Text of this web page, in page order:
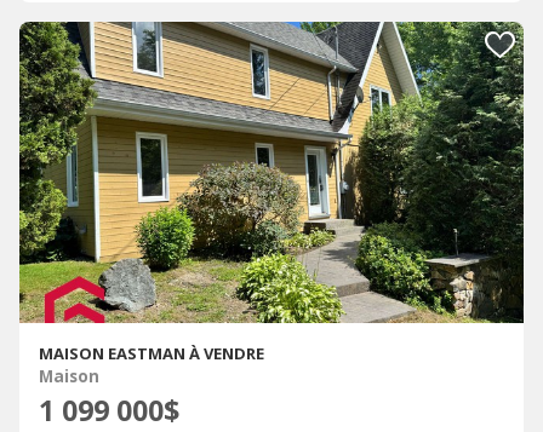
MAISON EASTMAN À VENDRE
Maison
1 099 000$